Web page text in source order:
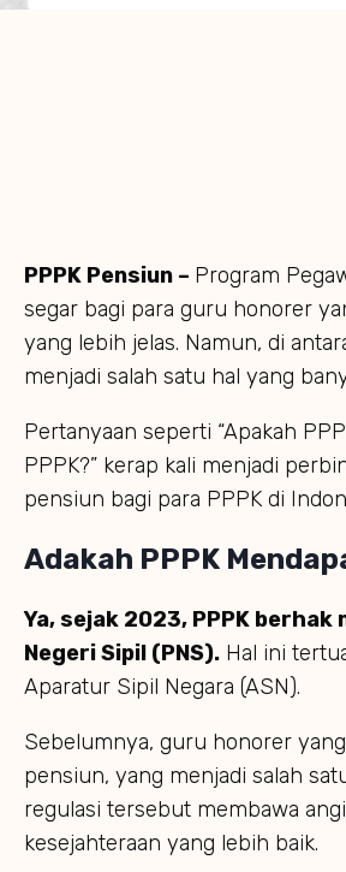
PPPK Pensiun – Program
segar bagi para guru honorer
yang lebih jelas. Namun, di
menjadi salah satu hal yang
Pertanyaan seperti “Apakah
PPPK?” kerap kali menjadi
pensiun bagi para PPPK di
Adakah PPPK
Ya, sejak 2023, PPPK
Negeri Sipil (PNS). Hal ini
Aparatur Sipil Negara (ASN).
Sebelumnya, guru honorer
pensiun, yang menjadi salah
regulasi tersebut membawa
kesejahteraan yang lebih baik.